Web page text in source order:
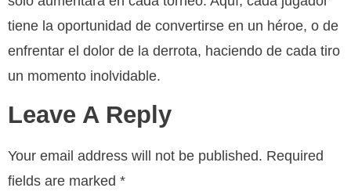
tiene la oportunidad de convertirse en un héroe, o de
enfrentar el dolor de la derrota, haciendo de cada tiro
un momento inolvidable.
Leave A Reply
Your email address will not be published. Required
fields are marked *